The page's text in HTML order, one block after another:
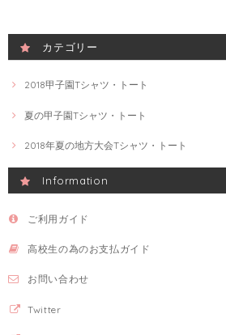
カテゴリー
2018甲子園Tシャツ・トート
夏の甲子園Tシャツ・トート
2018年夏の地方大会Tシャツ・トート
Information
ご利用ガイド
高校生の為のお支払ガイド
お問い合わせ
Twitter